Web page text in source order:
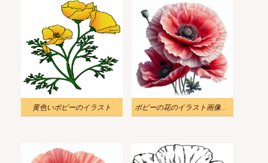
黄色いポピーのイラスト ポピーの花のイラスト画像リアル 2